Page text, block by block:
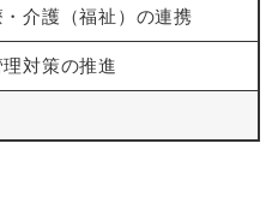
（福祉）の連携
策の推進